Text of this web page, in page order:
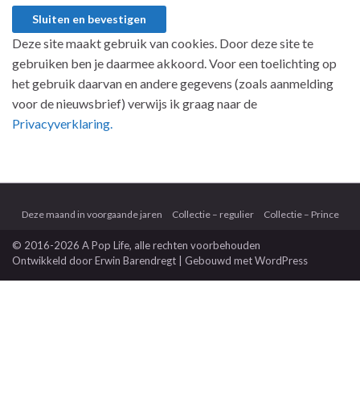
Deze site maakt gebruik van cookies. Door deze site te
gebruiken ben je daarmee akkoord. Voor een toelichting op
het gebruik daarvan en andere gegevens (zoals aanmelding
voor de nieuwsbrief) verwijs ik graag naar de
Privacyverklaring.
Deze maand in voorgaande jaren Collectie – regulier Collectie – Prince
© 2016-2026 A Pop Life, alle rechten voorbehouden
Ontwikkeld doorErwin Barendregt | Gebouwd metWordPress